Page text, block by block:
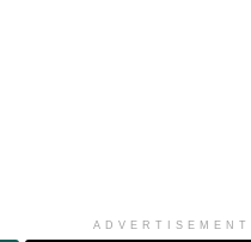
ADVERTISEMENT